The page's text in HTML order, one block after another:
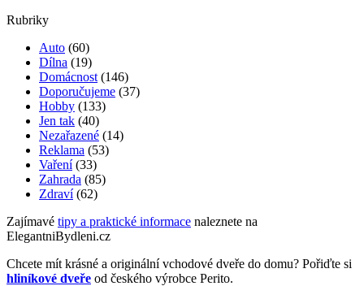
Rubriky
Auto (60)
Dílna (19)
Domácnost (146)
Doporučujeme (37)
Hobby (133)
Jen tak (40)
Nezařazené (14)
Reklama (53)
Vaření(33)
Zahrada (85)
Zdraví(62)
Zajímavé tipy a praktické informace naleznete na
ElegantniBydleni.cz
Chcete mít krásné a originální vchodové dveře do domu? Pořiďte si
hliníkové dveře od českého výrobce Perito.